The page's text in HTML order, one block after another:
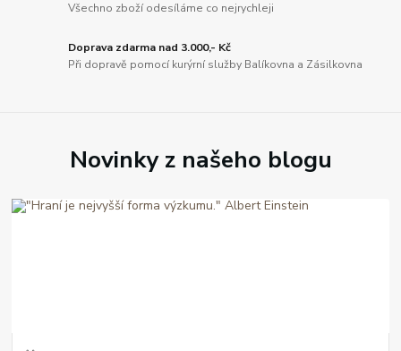
Všechno zboží odesíláme co nejrychleji
Doprava zdarma nad 3.000,- Kč
Při dopravě pomocí kurýrní služby Balíkovna a Zásilkovna
Novinky z našeho blogu